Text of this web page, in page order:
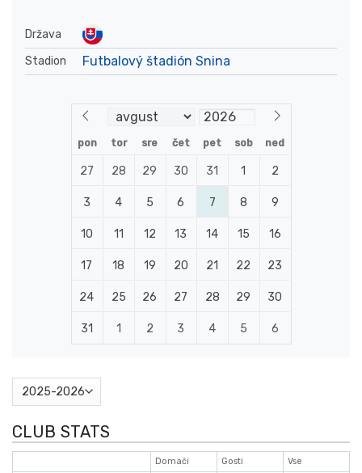
Država
Stadion
Futbalový štadión Snina
pon tor sre čet pet sob ned
27 28 29 30 31 1 2
3 4 5 6 7 8 9
10 11 12 13 14 15 16
17 18 19 20 21 22 23
24 25 26 27 28 29 30
31 1 2 3 4 5 6
CLUB STATS
Domači Gosti Vse